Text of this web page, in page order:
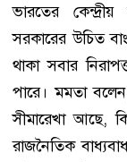
ভারতের
সরকারের উচিত
থাকা সবার
পারে। মমতা
সীমারেখা আছে,
রাজনৈতিক